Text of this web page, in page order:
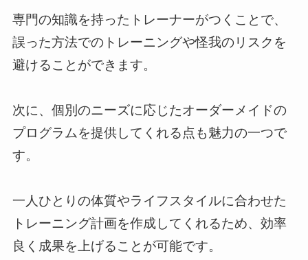
専門の知識を持ったトレーナーがつくことで、
誤った方法でのトレーニングや怪我のリスクを
避けることができます。
次に、個別のニーズに応じたオーダーメイドの
プログラムを提供してくれる点も魅力の一つで
す。
一人ひとりの体質やライフスタイルに合わせた
トレーニング計画を作成してくれるため、効率
良く成果を上げることが可能です。